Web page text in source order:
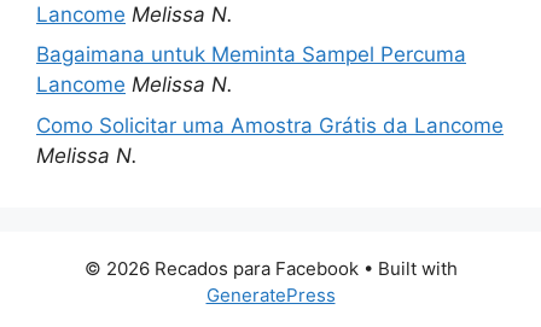
Lancome Melissa N.
Bagaimana untuk Meminta Sampel Percuma
Lancome Melissa N.
Como Solicitar uma Amostra Grátis da Lancome
Melissa N.
© 2026 Recados para Facebook• Built with
GeneratePress